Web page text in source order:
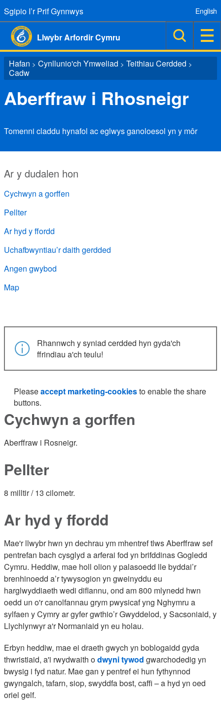
Sgipio I’r Prif Gynnwys
Llwybr Arfordir Cymru
English
Hafan > Cynllunio'ch Ymweliad > Teithiau Cerdded >
Cadw
Aberffraw i Rhosneigr
Tomenni claddu hynafol ac eglwys ganoloesol yn y môr
Ar y dudalen hon
Cychwyn a gorffen
Pellter
Ar hyd y ffordd
Uchafbwyntiau’r daith gerdded
Angen gwybod
Map
Rhannwch y syniad cerdded hyn gyda'ch
ffrindiau a'ch teulu!
Pleaseaccept marketing-cookiesto enable the share
buttons.
Cychwyn a gorffen
Aberffraw i Rosneigr.
Pellter
8 milltir / 13 cilometr.
Ar hyd y ffordd
Mae'r llwybr hwn yn dechrau ym mhentref tlws Aberffraw sef
pentrefan bach cysglyd a arferai fod yn brifddinas Gogledd
Cymru. Heddiw, mae holl olion y palasoedd lle byddai’r
brenhinoedd a’r tywysogion yn gweinyddu eu
harglwyddiaeth wedi diflannu, ond am 800 mlynedd hwn
oedd un o'r canolfannau grym pwysicaf yng Nghymru a
sylfaen y Cymry ar gyfer gwthio’r Gwyddelod, y Sacsoniaid, y
Llychlynwyr a'r Normaniaid yn eu holau.
Erbyn heddiw, mae ei draeth gwych yn boblogaidd gyda
thwristiaid, a'i rwydwaith odwyni tywod gwarchodedig yn
bwysig i fyd natur. Mae gan y pentref ei hun fythynnod
gwyngalch, tafarn, siop, swyddfa bost, caffi – a hyd yn oed
oriel gelf.